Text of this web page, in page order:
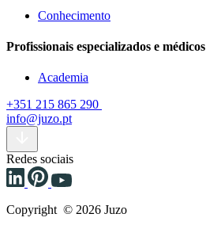
Conhecimento
Profissionais especializados e médicos
Academia
+351 215 865 290
info@juzo.pt
Redes sociais
Copyright © 2026 Juzo